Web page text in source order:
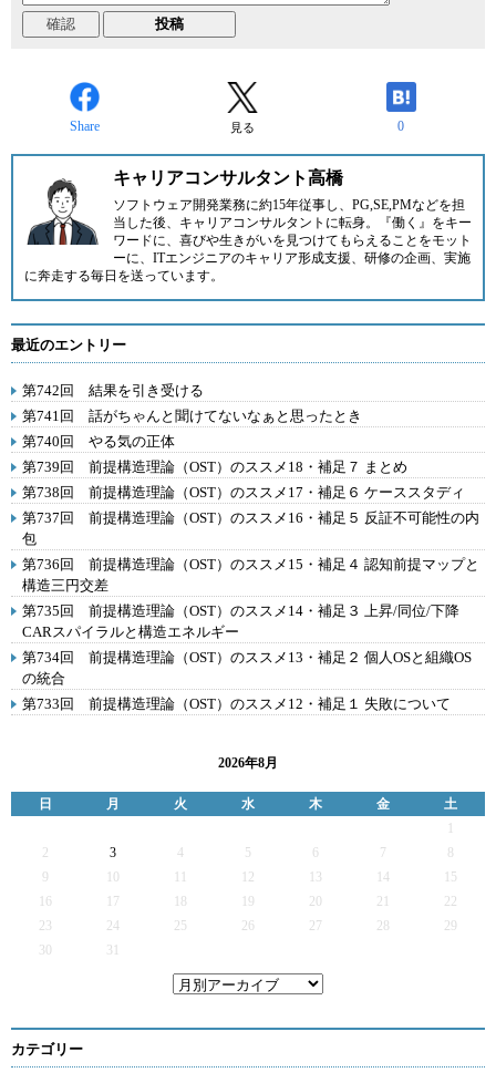
Share 見る 0
キャリアコンサルタント高橋
ソフトウェア開発業務に約15年従事し、PG,SE,PMなどを担
当した後、キャリアコンサルタントに転身。『働く』をキー
ワードに、喜びや生きがいを見つけてもらえることをモット
ーに、ITエンジニアのキャリア形成支援、研修の企画、実施
に奔走する毎日を送っています。
最近のエントリー
第742回 結果を引き受ける
第741回 話がちゃんと聞けてないなぁと思ったとき
第740回 やる気の正体
第739回 前提構造理論（OST）のススメ18・補足７ まとめ
第738回 前提構造理論（OST）のススメ17・補足６ ケーススタディ
第737回 前提構造理論（OST）のススメ16・補足５ 反証不可能性の内
包
第736回 前提構造理論（OST）のススメ15・補足４ 認知前提マップと
構造三円交差
第735回 前提構造理論（OST）のススメ14・補足３ 上昇/同位/下降
CARスパイラルと構造エネルギー
第734回 前提構造理論（OST）のススメ13・補足２ 個人OSと組織OS
の統合
第733回 前提構造理論（OST）のススメ12・補足１ 失敗について
2026年8月
日 月 火 水 木 金
土
2
3 4 5 6 7
9
12 13 14
15
16
17 19 20 21
22
23
24 25 26 27 28
29
30
31
カテゴリー